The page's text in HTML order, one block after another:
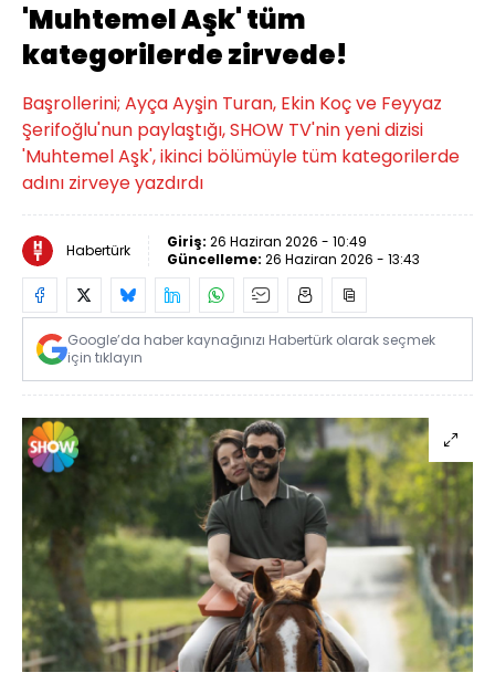
'Muhtemel Aşk' tüm
kategorilerde zirvede!
Başrollerini; Ayça Ayşin Turan, Ekin Koç ve Feyyaz
Şerifoğlu'nun paylaştığı, SHOW TV'nin yeni dizisi
'Muhtemel Aşk', ikinci bölümüyle tüm kategorilerde
adını zirveye yazdırdı
Habertürk Giriş: 26 Haziran 2026 - 10:49
Güncelleme: 26 Haziran 2026 - 13:43
Google’da haber kaynağınızı Habertürk olarak seçmek
için tıklayın